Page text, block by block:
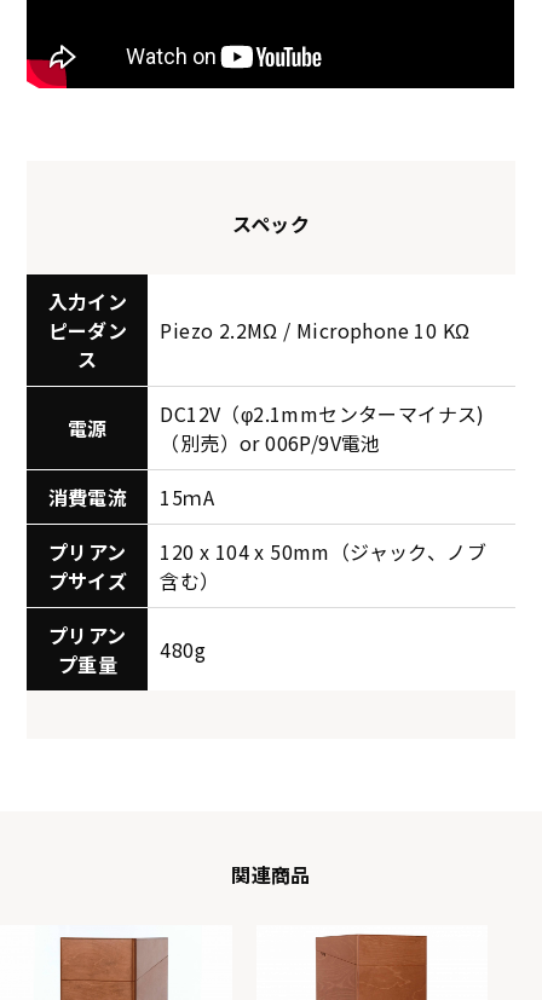
スペック
入力イン
ピーダン
ス
Piezo 2.2MΩ / Microphone 10 KΩ
電源
DC12V（φ2.1mmセンターマイナス)
（別売）or 006P/9V電池
消費電流
15ｍA
プリアン
プサイズ
120 x 104 x 50mm（ジャック、ノブ
含む）
プリアン
プ重量
480g
関連商品